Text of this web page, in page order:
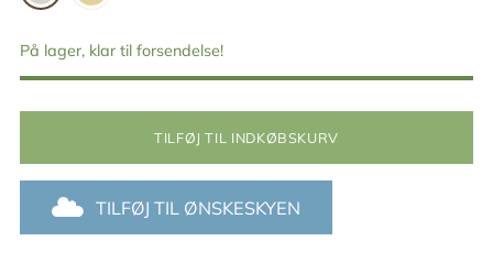
På lager, klar til forsendelse!
TILFØJ TIL INDKØBSKURV
TILFØJ TIL ØNSKESKYEN